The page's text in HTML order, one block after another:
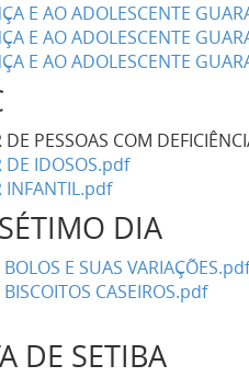
E AO ADOLESCENTE
E AO ADOLESCENTE
E AO ADOLESCENTE
PESSOAS COM
DE IDOSOS.pdf
INFANTIL.pdf
DIA
E SUAS VARIAÇÕES.pdf
CASEIROS.pdf
DE SETIBA